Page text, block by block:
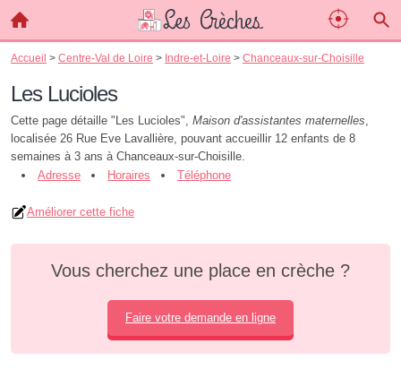
Accueil > Centre-Val de Loire > Indre-et-Loire > Chanceaux-sur-Choisille
Les Lucioles
Cette page détaille "Les Lucioles", Maison d'assistantes maternelles,
localisée 26 Rue Eve Lavallière, pouvant accueillir 12 enfants de 8
semaines à 3 ans à Chanceaux-sur-Choisille.
Adresse
Horaires Téléphone
Améliorer cette fiche
Vous cherchez une place en crèche ?
Faire votre demande en ligne